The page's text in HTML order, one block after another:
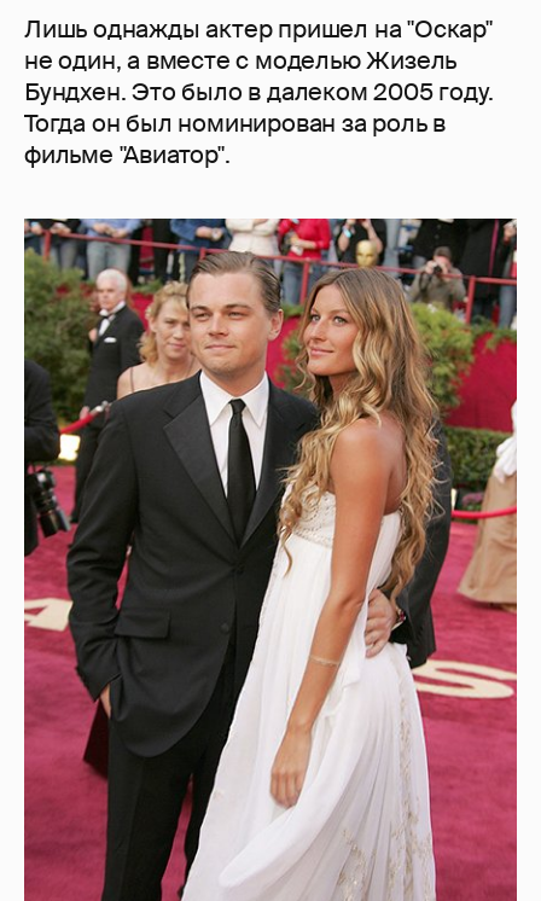
Лишь однажды актер пришел на "Оскар"
не один, а вместе с моделью Жизель
Бундхен. Это было в далеком 2005 году.
Тогда он был номинирован за роль в
фильме "Авиатор".